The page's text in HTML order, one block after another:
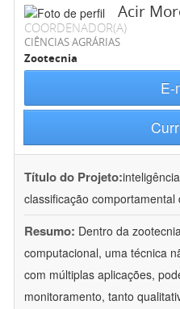
Acir
COORDENADOR(A)
CIÊNCIAS AGRÁRIAS
Zootecnia
E-
Título do Projeto:
classificação
Resumo: Dentro da
computacional, uma técnica
com múltiplas aplicações,
monitoramento, tanto